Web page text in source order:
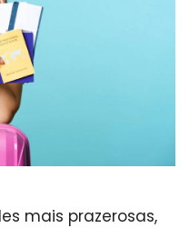
mais prazerosas,